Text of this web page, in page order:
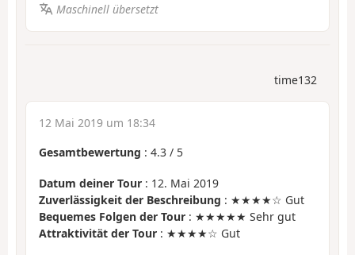
Maschinell übersetzt
time132
12 Mai 2019 um 18:34
Gesamtbewertung : 4.3 / 5
Datum deiner Tour : 12. Mai 2019
Zuverlässigkeit der Beschreibung : ★★★★☆ Gut
Bequemes Folgen der Tour : ★★★★★ Sehr gut
Attraktivität der Tour : ★★★★☆ Gut